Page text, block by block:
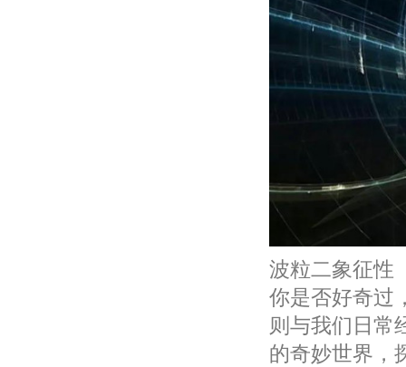
波粒二象征性
你是否好奇过
则与我们日常
的奇妙世界，